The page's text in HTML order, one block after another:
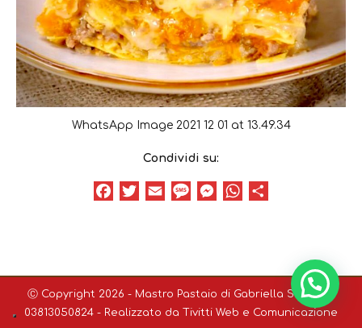
WhatsApp Image 2021 12 01 at 13.49.34
Condividi su:
Facebook
TwitterEmailMessageMessenger
WhatsApp
Ⓒ Copyright 2026 - Mastro Pastaio di Gabriella Sodini P.I.
03813050824 - Realizzato da
Tivitti Web e Comunicazione